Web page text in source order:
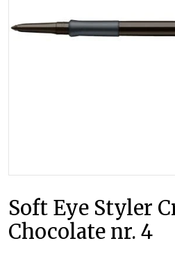
Soft Eye Styler
Chocolate nr. 4